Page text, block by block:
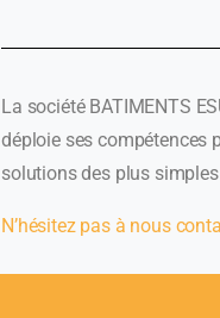
La société BATIMENTS
déploie ses compétences
solutions des plus
N’hésitez pas à nous